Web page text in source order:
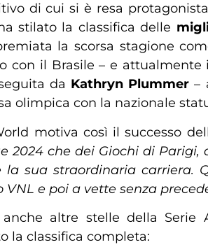
di cui si è resa
stilato la classifica delle
la scorsa stagione
con il Brasile – e
da Kathryn Plummer –
olimpica con la nazionale
motiva così il successo
2024 che dei Giochi di
sua straordinaria carriera.
e poi a vette senza
altre stelle della Serie
la classifica completa: